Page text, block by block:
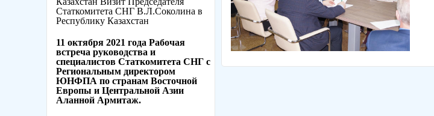
Статкомитета СНГ В.Л.Соколина в
Республику Казахстан
11 октября 2021 года Рабочая
встреча руководства и
специалистов Статкомитета СНГ с
Региональным директором
ЮНФПА по странам Восточной
Европы и Центральной Азии
Аланной Армитаж.